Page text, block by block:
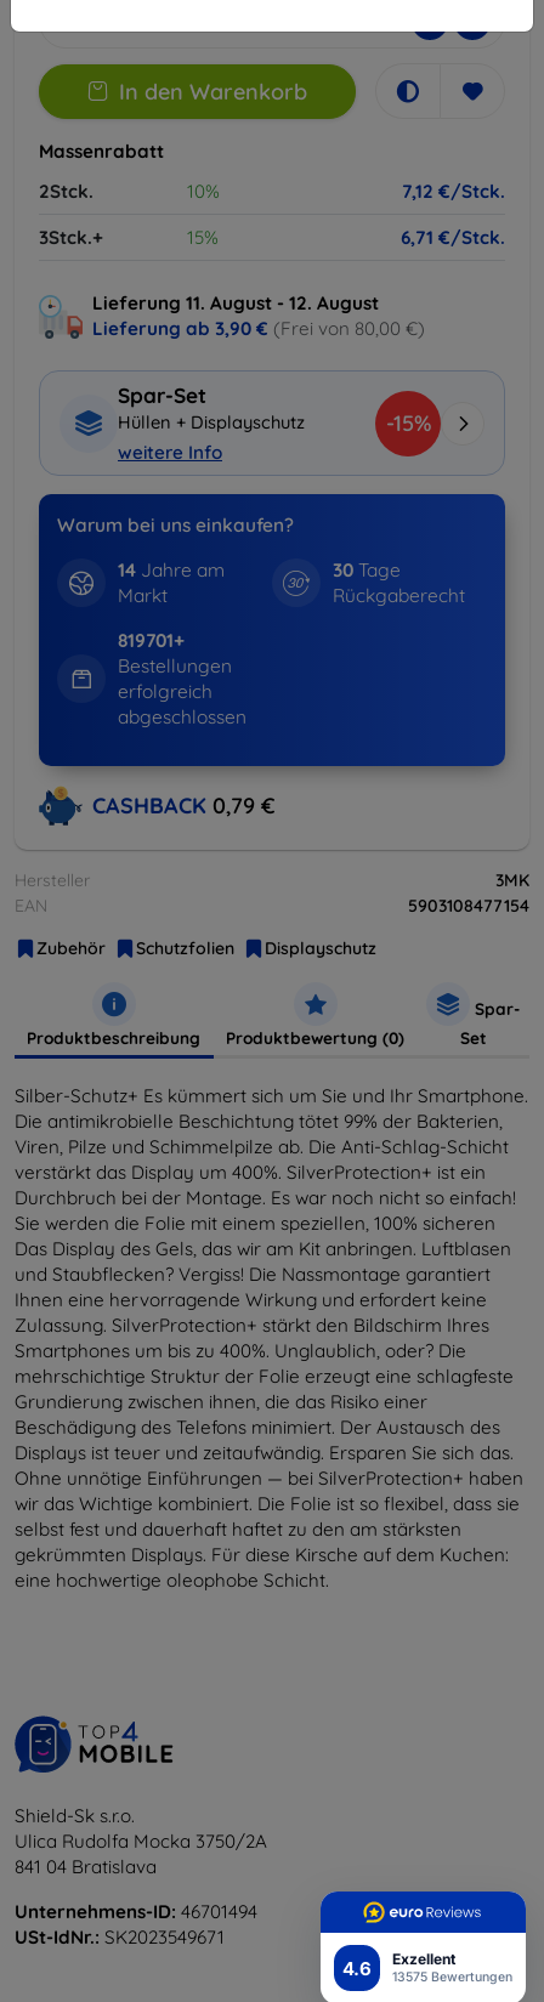
4.6 Exzellent
13575 Bewertungen
- +
In den Warenkorb
Massenrabatt
2Stck.
10%
7,12 €/Stck.
3Stck.+
15% 6,71 €/Stck.
Lieferung 11. August - 12. August
Lieferung ab 3,90 € (Frei von 80,00 €)
Spar-Set
Hüllen + Displayschutz
weitere Info
-15%
Warum bei uns einkaufen?
14Jahre am
Markt
30 Tage
Rückgaberecht
819701+
Bestellungen
erfolgreich
abgeschlossen
CASHBACK 0,79 €
Hersteller
3MK
EAN
5903108477154
Zubehör
Schutzfolien Displayschutz
Produktbeschreibung Produktbewertung (0)
Spar-
Set
Silber-Schutz+ Es kümmert sich um Sie und Ihr Smartphone.
Die antimikrobielle Beschichtung tötet 99% der Bakterien,
Viren, Pilze und Schimmelpilze ab. Die Anti-Schlag-Schicht
verstärkt das Display um 400%. SilverProtection+ ist ein
Durchbruch bei der Montage. Es war noch nicht so einfach!
Sie werden die Folie mit einem speziellen, 100% sicheren
Das Display des Gels, das wir am Kit anbringen. Luftblasen
und Staubflecken? Vergiss! Die Nassmontage garantiert
Ihnen eine hervorragende Wirkung und erfordert keine
Zulassung. SilverProtection+ stärkt den Bildschirm Ihres
Smartphones um bis zu 400%. Unglaublich, oder? Die
mehrschichtige Struktur der Folie erzeugt eine schlagfeste
Grundierung zwischen ihnen, die das Risiko einer
Beschädigung des Telefons minimiert. Der Austausch des
Displays ist teuer und zeitaufwändig. Ersparen Sie sich das.
Ohne unnötige Einführungen — bei SilverProtection+ haben
wir das Wichtige kombiniert. Die Folie ist so flexibel, dass sie
selbst fest und dauerhaft haftet zu den am stärksten
gekrümmten Displays. Für diese Kirsche auf dem Kuchen:
eine hochwertige oleophobe Schicht.
Shield-Sk s.r.o.
Ulica Rudolfa Mocka 3750/2A
841 04 Bratislava
Unternehmens-ID: 46701494
USt-IdNr.: SK2023549671